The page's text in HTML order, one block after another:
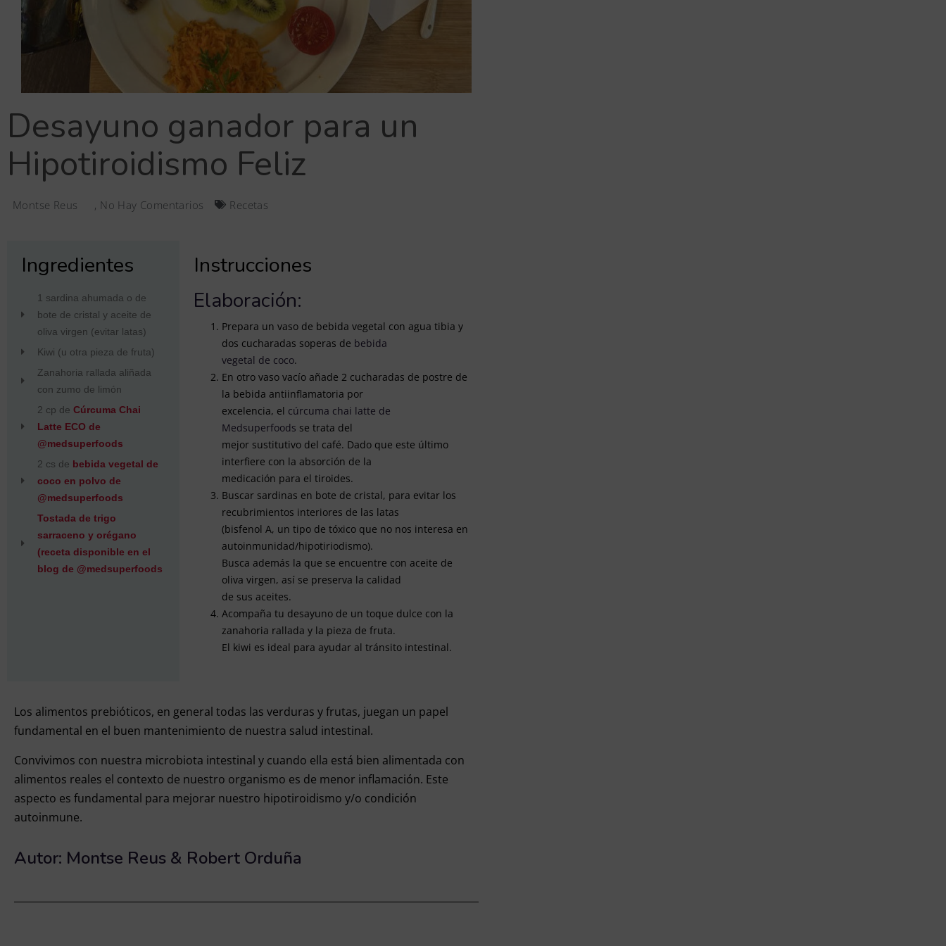
Desayuno ganador para un
Hipotiroidismo Feliz
Montse Reus , No Hay Comentarios Recetas
Ingredientes
1 sardina ahumada o de
bote de cristal y aceite de
oliva virgen (evitar latas)
Kiwi (u otra pieza de fruta)
Zanahoria rallada aliñada
con zumo de limón
2 cp de Cúrcuma Chai
Latte ECO de
@medsuperfoods
2 cs de bebida vegetal de
coco en polvo de
@medsuperfoods
Tostada de trigo
sarraceno y orégano
(receta disponible en el
blog de @medsuperfoods
Instrucciones
Elaboración:
Prepara un vaso de bebida vegetal con agua tibia y
dos cucharadas soperas de bebida
vegetal de coco.
En otro vaso vacío añade 2 cucharadas de postre de
la bebida antiinflamatoria por
excelencia, el cúrcuma chai latte de
Medsuperfoods se trata del
mejor sustitutivo del café. Dado que este último
interfiere con la absorción de la
medicación para el tiroides.
Buscar sardinas en bote de cristal, para evitar los
recubrimientos interiores de las latas
(bisfenol A, un tipo de tóxico que no nos interesa en
autoinmunidad/hipotiriodismo).
Busca además la que se encuentre con aceite de
oliva virgen, así se preserva la calidad
de sus aceites.
Acompaña tu desayuno de un toque dulce con la
zanahoria rallada y la pieza de fruta.
El kiwi es ideal para ayudar al tránsito intestinal.
Los alimentos prebióticos, en general todas las verduras y frutas, juegan un papel
fundamental en el buen mantenimiento de nuestra salud intestinal.
Convivimos con nuestra microbiota intestinal y cuando ella está bien alimentada con
alimentos reales el contexto de nuestro organismo es de menor inflamación. Este
aspecto es fundamental para mejorar nuestro hipotiroidismo y/o condición
autoinmune.
Autor: Montse Reus & Robert Orduña